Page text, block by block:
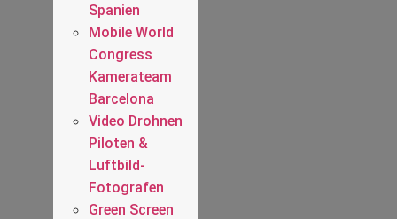
Spanien
Mobile World
Congress
Kamerateam
Barcelona
Video Drohnen
Piloten &
Luftbild-
Fotografen
Green Screen